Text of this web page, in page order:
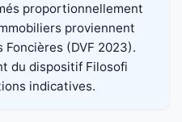
proportionnellement
proviennent
Foncières (DVF 2023).
du dispositif Filosofi
indicatives.